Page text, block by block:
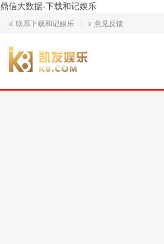
鼎信大数据-下载和记娱乐
d 联系下载和记娱乐 z 意见反馈